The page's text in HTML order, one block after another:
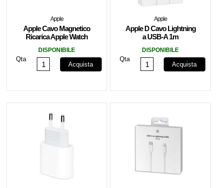
Apple
Apple Cavo Magnetico
Ricarica Apple Watch
DISPONIBILE
Qta
Acquista
Apple
Apple D Cavo Lightning
a USB-A 1m
DISPONIBILE
Qta
Acquista